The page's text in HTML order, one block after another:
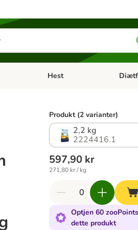
menu: FiskÅben kategori menu: Fugl
Hest Åben
Produkt (2 varianter)
2,2 kg
2224416.1
597,90 kr
271,80 kr / kg
Optjen 60
dette produkt